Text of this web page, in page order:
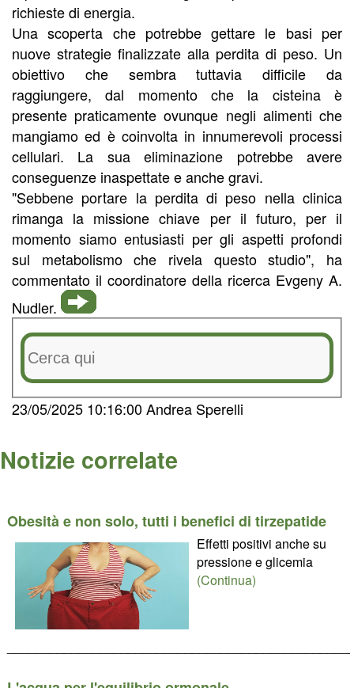
richieste di energia.
Una scoperta che potrebbe gettare le basi per
nuove strategie finalizzate alla perdita di peso. Un
obiettivo che sembra tuttavia difficile da
raggiungere, dal momento che la cisteina è
presente praticamente ovunque negli alimenti che
mangiamo ed è coinvolta in innumerevoli processi
cellulari. La sua eliminazione potrebbe avere
conseguenze inaspettate e anche gravi.
"Sebbene portare la perdita di peso nella clinica
rimanga la missione chiave per il futuro, per il
momento siamo entusiasti per gli aspetti profondi
sul metabolismo che rivela questo studio", ha
commentato il coordinatore della ricerca Evgeny A.
Nudler.
23/05/2025 10:16:00 Andrea Sperelli
Notizie correlate
Obesità e non solo, tutti i benefici di tirzepatide
Effetti positivi anche su
pressione e glicemia
(Continua)